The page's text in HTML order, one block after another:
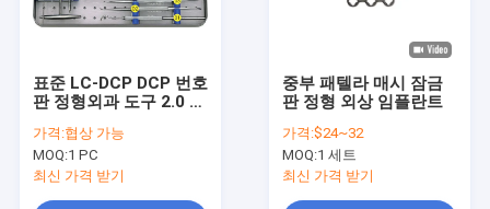
표준 LC-DCP DCP 번호
판 정형외과 도구 2.0 밀
은 기구 세트
가격:협상 가능
MOQ:1 PC
최신 가격 받기
중부 패텔라 매시 잠금
판 정형 외상 임플란트
가격:$24~32
MOQ:1 세트
최신 가격 받기